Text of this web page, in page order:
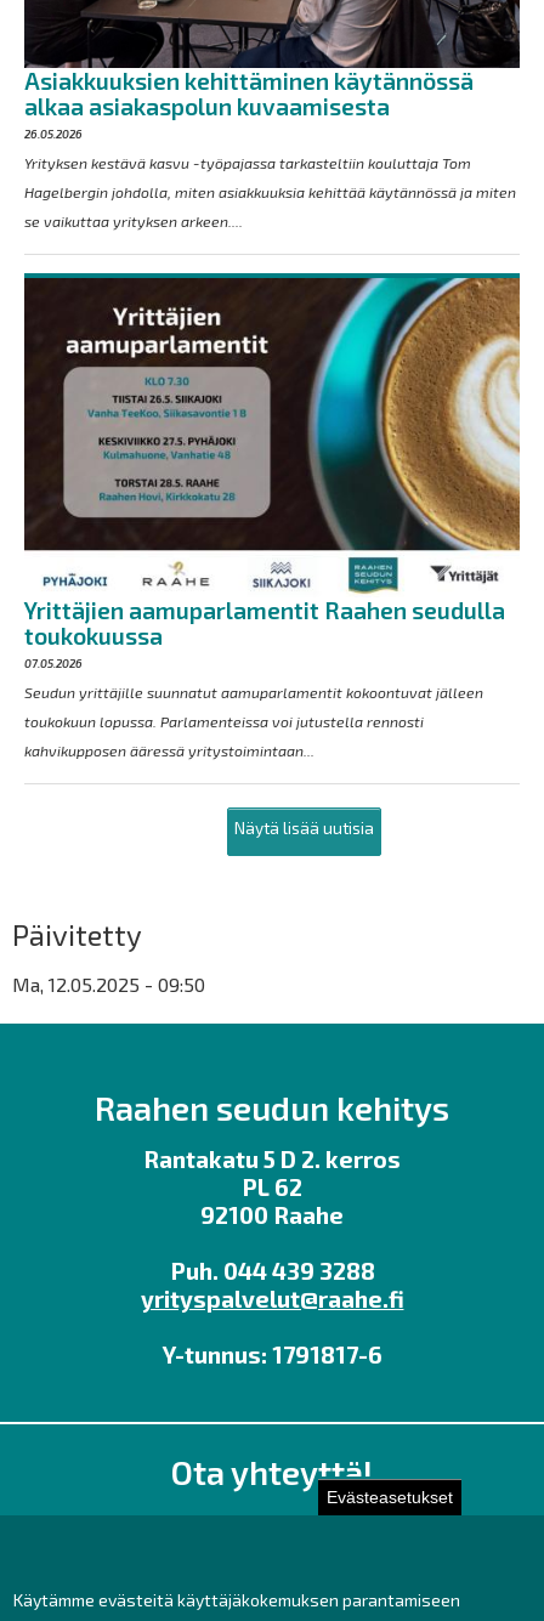
Evästeasetukset
Käytämme evästeitä käyttäjäkokemuksen parantamiseen
Asiakkuuksien kehittäminen käytännössä
alkaa asiakaspolun kuvaamisesta
26.05.2026
Yrityksen kestävä kasvu -työpajassa tarkasteltiin kouluttaja Tom
Hagelbergin johdolla, miten asiakkuuksia kehittää käytännössä ja miten
se vaikuttaa yrityksen arkeen....
Yrittäjien aamuparlamentit Raahen seudulla
toukokuussa
07.05.2026
Seudun yrittäjille suunnatut aamuparlamentit kokoontuvat jälleen
toukokuun lopussa. Parlamenteissa voi jutustella rennosti
kahvikupposen ääressä yritystoimintaan...
Näytä lisää uutisia
Päivitetty
Ma, 12.05.2025 - 09:50
Raahen seudun kehitys
Rantakatu 5 D 2. kerros
PL 62
92100 Raahe
Puh. 044 439 3288
yrityspalvelut@raahe.fi
Y-tunnus: 1791817-6
Ota yhteyttä!
Toimisto